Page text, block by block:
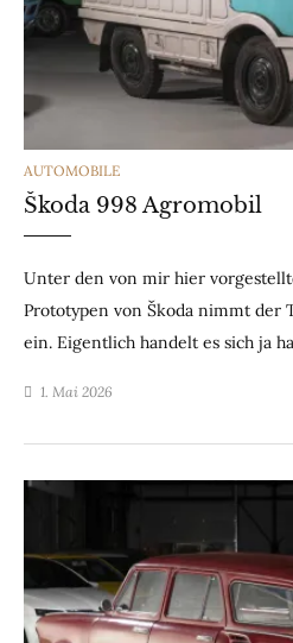
CATEGORIES
AUTOMOBILE
Škoda 998 Agromobil
Unter den von mir hier
Prototypen von Škoda nimmt der
ein. Eigentlich handelt es sich ja
1. Mai 2026